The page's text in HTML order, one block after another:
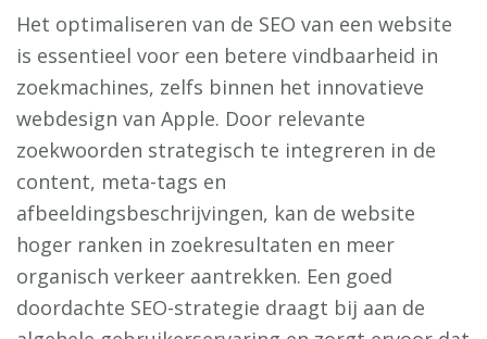
Het optimaliseren van de SEO van een website
is essentieel voor een betere vindbaarheid in
zoekmachines, zelfs binnen het innovatieve
webdesign van Apple. Door relevante
zoekwoorden strategisch te integreren in de
content, meta-tags en
afbeeldingsbeschrijvingen, kan de website
hoger ranken in zoekresultaten en meer
organisch verkeer aantrekken. Een goed
doordachte SEO-strategie draagt bij aan de